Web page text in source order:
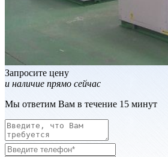
Запросите цену
и наличие прямо сейчас
Мы ответим Вам в течение 15 минут